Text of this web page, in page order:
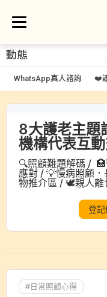
動態
WhatsApp真人諮詢 ❤️
8大護老主
機構代表互
🔍照顧難題解碼 /
應對 / 💡慢病照顧
物推介區 / 🕊️親人離
登記
#日常照顧心得